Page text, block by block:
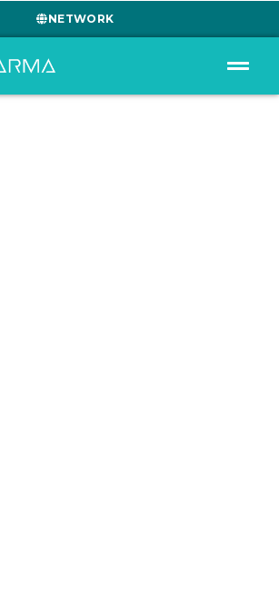
NETWORK